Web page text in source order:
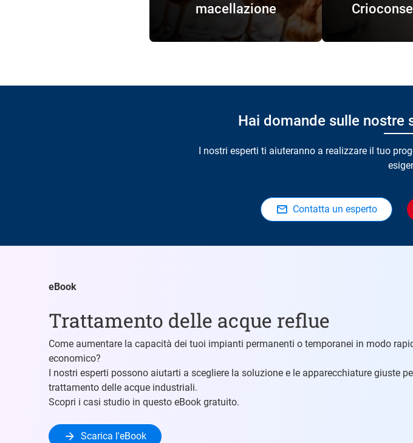
macellazione
Hai domande sulle nostre
I nostri esperti ti aiuteranno a realizzare il tuo
Contatta un esperto
eBook
Trattamento delle acque reflue
Come aumentare la capacità dei tuoi impianti permanenti o temporanei in modo
economico?
I nostri esperti possono aiutarti a scegliere la soluzione e le apparecchiature giuste
trattamento delle acque industriali.
Scopri i casi studio in questo eBook gratuito.
Scarica l'eBook